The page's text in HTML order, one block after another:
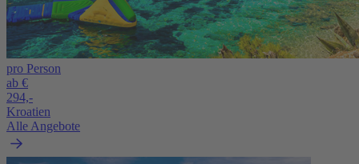
pro Person
ab €
294,-
Kroatien
Alle Angebote